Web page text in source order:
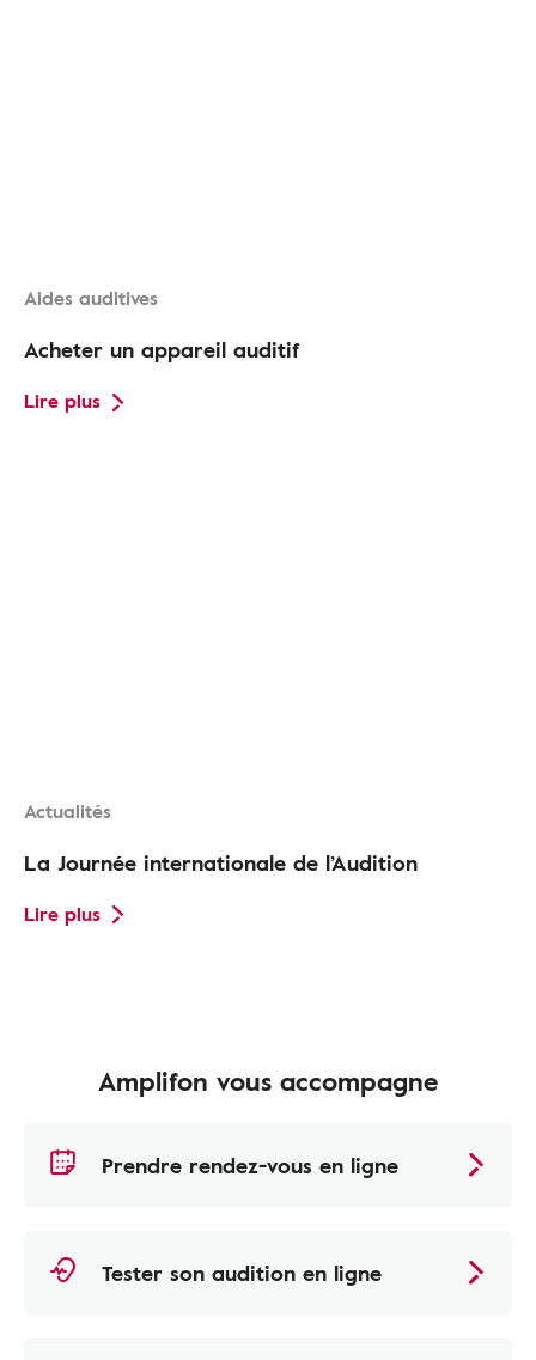
Aides auditives
Acheter un appareil auditif
Lire plus
Actualités
La Journée internationale de l’Audition
Lire plus
Amplifon vous accompagne
Prendre rendez-vous en ligne
Tester son audition en ligne